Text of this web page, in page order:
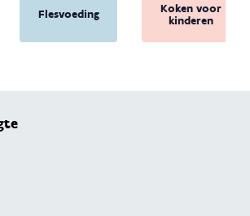
Flesvoeding
Koken voor
kinderen